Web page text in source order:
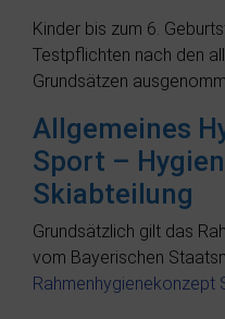
Kinder bis zum 6.
Testpflichten nach den
Grundsätzen
Allgemeines
Sport –
Skiabteilung
Grundsätzlich gilt das
vom Bayerischen
Rahmenhygienekonzept